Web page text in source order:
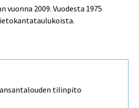
2009. Vuodesta 1975
tilinpito